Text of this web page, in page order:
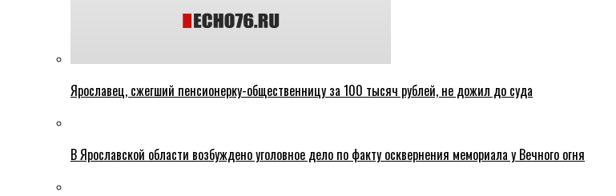
Ярославец, сжегший пенсионерку-общественницу за 100 тысяч рублей, не дожил до суда
В Ярославской области возбуждено уголовное дело по факту осквернения мемориала у Вечного огня